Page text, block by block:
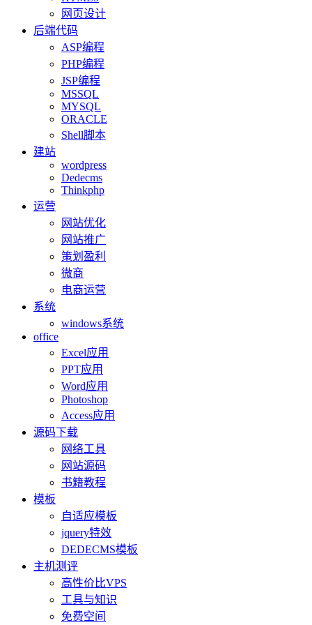
网页设计
后端代码
ASP编程
PHP编程
JSP编程
MSSQL
MYSQL
ORACLE
Shell脚本
建站
wordpress
Dedecms
Thinkphp
运营
网站优化
网站推广
策划盈利
微商
电商运营
系统
windows系统
office
Excel应用
PPT应用
Word应用
Photoshop
Access应用
源码下载
网络工具
网站源码
书籍教程
模板
自适应模板
jquery特效
DEDECMS模板
主机测评
高性价比VPS
工具与知识
免费空间